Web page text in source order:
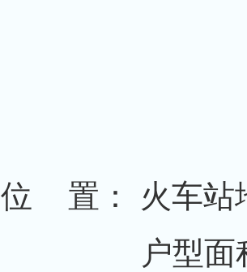
位 置： 火车站
户型